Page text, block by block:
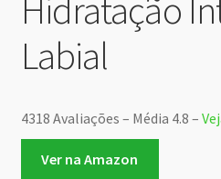
Hidratação
Labial
4318 Avaliações – Média 4.8 –
Ver na Amazon